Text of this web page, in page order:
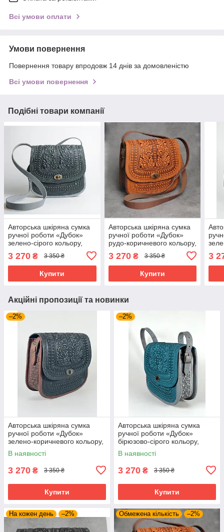
Всі умови оплати
Умови повернення
Повернення товару впродовж 14 днів за домовленістю
Всі умови повернення
Подібні товари компанії
Авторська шкіряна сумка
ручної роботи «Дубок»
зелено-сірого кольору,
3 270 ₴ 3 350 ₴
Купити
Авторська шкіряна сумка
ручної роботи «Дубок»
рудо-коричневого кольору,
3 270₴ 3 350 ₴
Купити
3
Акційні пропозиції та новинки
–2%
Авторська шкіряна сумка
ручної роботи «Дубок»
зелено-коричневого кольору,
25×26×10 см
В наявності
3 270 ₴ 3 350 ₴
Купити
–2%
Авторська шкіряна сумка
ручної роботи «Дубок»
бірюзово-сірого кольору,
25×26×10 см
В наявності
3 270 ₴ 3 350 ₴
Купити
На кожен день –2% Обмежена кількість –2%